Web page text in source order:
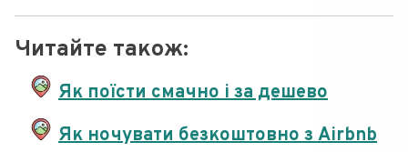
Читайте також:
Як поїсти смачно і за дешево
Як ночувати безкоштовно з Airbnb